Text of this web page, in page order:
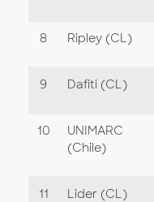
8 Ripley (CL)
9 Dafiti (CL)
10
UNIMARC
(Chile)
11 Lider (CL)